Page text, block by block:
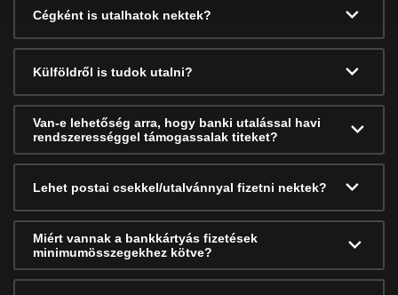
Cégként is utalhatok nektek?
Külföldről is tudok utalni?
Van-e lehetőség arra, hogy banki utalással havi
rendszerességgel támogassalak titeket?
Lehet postai csekkel/utalvánnyal fizetni nektek?
Miért vannak a bankkártyás fizetések
minimumösszegekhez kötve?